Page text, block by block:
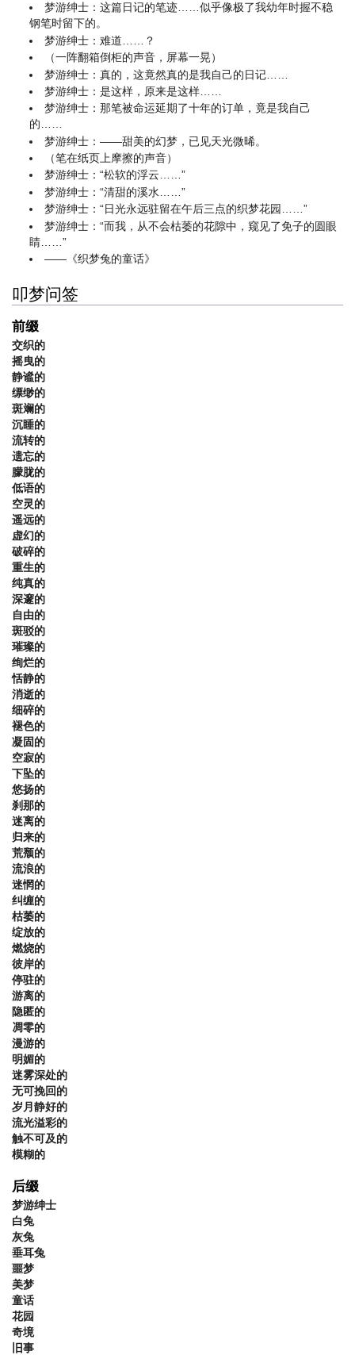
梦游绅士：这篇日记的笔迹……似乎像极了我幼年时握不稳
钢笔时留下的。
梦游绅士：难道……？
（一阵翻箱倒柜的声音，屏幕一晃）
梦游绅士：真的，这竟然真的是我自己的日记……
梦游绅士：是这样，原来是这样……
梦游绅士：那笔被命运延期了十年的订单，竟是我自己
的……
梦游绅士：——甜美的幻梦，已见天光微晞。
（笔在纸页上摩擦的声音）
梦游绅士：“松软的浮云……”
梦游绅士：“清甜的溪水……”
梦游绅士：“日光永远驻留在午后三点的织梦花园……”
梦游绅士：“而我，从不会枯萎的花隙中，窥见了免子的圆眼
睛……”
——《织梦兔的童话》
叩梦问签
前缀
交织的
摇曳的
静谧的
缥缈的
斑斓的
沉睡的
流转的
遗忘的
朦胧的
低语的
空灵的
遥远的
虚幻的
破碎的
重生的
纯真的
深邃的
自由的
斑驳的
璀璨的
绚烂的
恬静的
消逝的
细碎的
褪色的
凝固的
空寂的
下坠的
悠扬的
刹那的
迷离的
归来的
荒颓的
流浪的
迷惘的
纠缠的
枯萎的
绽放的
燃烧的
彼岸的
停驻的
游离的
隐匿的
凋零的
漫游的
明媚的
迷雾深处的
无可挽回的
岁月静好的
流光溢彩的
触不可及的
模糊的
后缀
梦游绅士
白兔
灰兔
垂耳兔
噩梦
美梦
童话
花园
奇境
旧事